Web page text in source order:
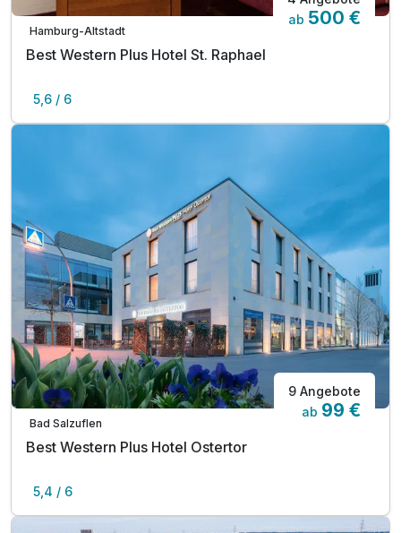
Hamburg-Altstadt
ab 500 €
Best Western Plus Hotel St. Raphael
5,6 / 6
Bad Salzuflen
9 Angebote
ab 99 €
Best Western Plus Hotel Ostertor
5,4 / 6